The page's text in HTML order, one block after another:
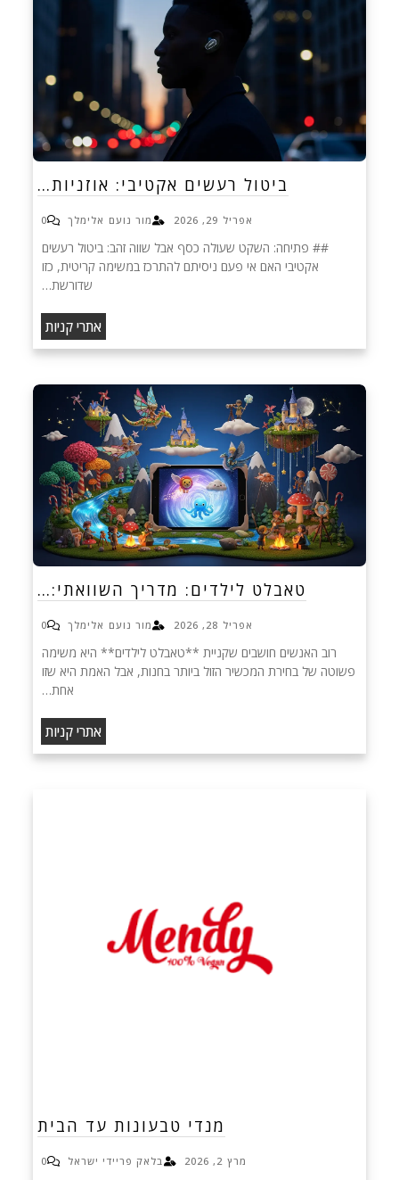
ביטול רעשים אקטיבי: אוזניות…
אפריל 29, 2026 מור נועם אלימלך 0
## פתיחה: השקט שעולה כסף אבל שווה זהב: ביטול רעשים
אקטיבי האם אי פעם ניסיתם להתרכז במשימה קריטית, כזו
שדורשת…
אתרי קניות
טאבלט לילדים: מדריך השוואתי:…
אפריל 28, 2026 מור נועם אלימלך 0
רוב האנשים חושבים שקניית **טאבלט לילדים** היא משימה
פשוטה של בחירת המכשיר הזול ביותר בחנות, אבל האמת היא שזו
אחת…
אתרי קניות
מנדי טבעונות עד הבית
מרץ 2, 2026 בלאק פריידי ישראל 0